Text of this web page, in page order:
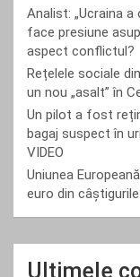
Analist: „Ucraina
face presiune
aspect conflictul?
Rețelele sociale
un nou „asalt” în
Un pilot a fost
bagaj suspect în
VIDEO
Uniunea
euro din
Ultimele